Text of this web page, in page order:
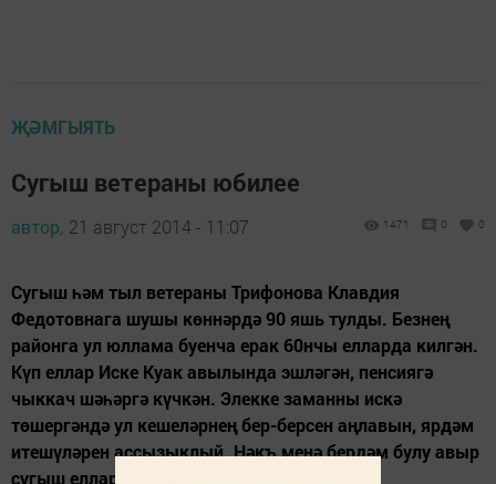
ҖӘМГЫЯТЬ
Сугыш ветераны юбилее
автор, 21 август 2014 - 11:07 1471 0 0
Сугыш һәм тыл ветераны Трифонова Клавдия
Федотовнага шушы көннәрдә 90 яшь тулды. Безнең
районга ул юллама буенча ерак 60нчы елларда килгән.
Күп еллар Иске Куак авылында эшләгән, пенсиягә
чыккач шәһәргә күчкән. Элекке заманны искә
төшергәндә ул кешеләрнең бер-берсен аңлавын, ярдәм
итешүләрен ассызыклый. Нәкъ менә бердәм булу авыр
сугыш елларында ярдәм...